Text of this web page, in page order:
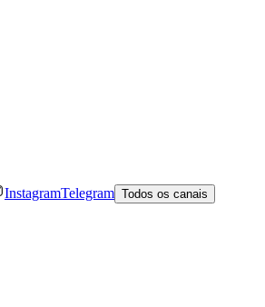
InstagramTelegram Todos os canais